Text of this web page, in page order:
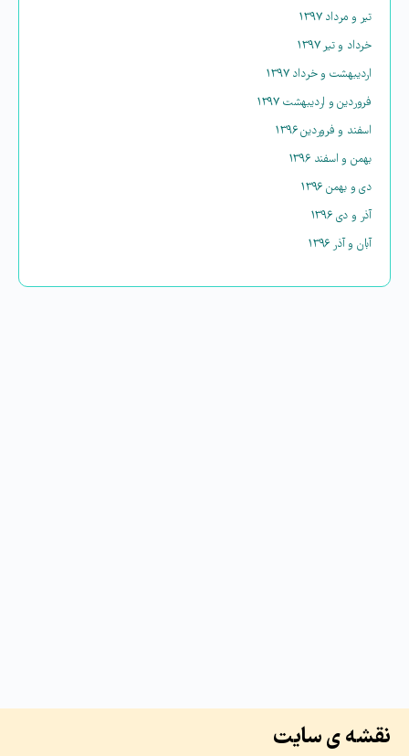
تیر و مرداد ۱۳۹۷
خرداد و تیر ۱۳۹۷
اردیبهشت و خرداد ۱۳۹۷
فروردین و اردیبهشت ۱۳۹۷
اسفند و فروردین ۱۳۹۶
بهمن و اسفند ۱۳۹۶
دی و بهمن ۱۳۹۶
آذر و دی ۱۳۹۶
آبان و آذر ۱۳۹۶
نقشه ی سایت